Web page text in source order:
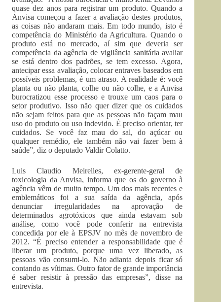
quase dez anos para registrar um produto. Quando a
Anvisa começou a fazer a avaliação destes produtos,
as coisas não andaram mais. Em todo mundo, isto é
competência do Ministério da Agricultura. Quando o
produto está no mercado, aí sim que deveria ser
competência da agência de vigilância sanitária avaliar
se está dentro dos padrões, se tem excesso. Agora,
antecipar essa avaliação, colocar entraves baseados em
possíveis problemas, é um atraso. A realidade é: você
planta ou não planta, colhe ou não colhe, e a Anvisa
burocratizou esse processo e trouxe um caos para o
setor produtivo. Isso não quer dizer que os cuidados
não sejam feitos para que as pessoas não façam mau
uso do produto ou uso indevido. É preciso orientar, ter
cuidados. Se você faz mau do sal, do açúcar ou
qualquer remédio, ele também não vai fazer bem à
saúde”, diz o deputado Valdir Colatto.
Luis Claudio Meirelles, ex-gerente-geral de
toxicologia da Anvisa, informa que os do governo à
agência vêm de muito tempo. Um dos mais recentes e
emblemáticos foi a sua saída da agência, após
denunciar irregularidades na aprovação de
determinados agrotóxicos que ainda estavam sob
análise, como você pode conferir na entrevista
concedida por ele à EPSJV no mês de novembro de
2012. “É preciso entender a responsabilidade que é
liberar um produto, porque uma vez liberado, as
pessoas vão consumi-lo. Não adianta depois ficar só
contando as vítimas. Outro fator de grande importância
é saber resistir à pressão das empresas”, disse na
entrevista.